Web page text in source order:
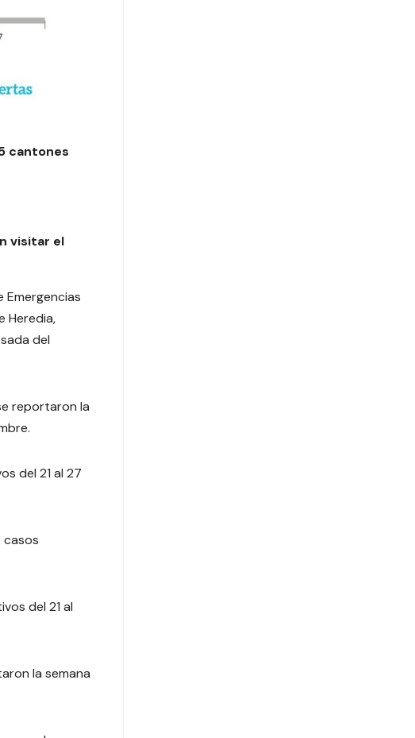
cantones
visitar el
Emergencias
Heredia,
del
reportaron la
del 21 al 27
casos
del 21 al
la semana